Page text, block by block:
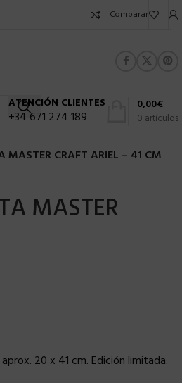
Comparar
ATENCIÓN CLIENTES
+34 671 274 189 0 artículos
0,00€
CRAFT ARIEL – 41 CM
MASTER
20 x 41 cm. Edición limitada.